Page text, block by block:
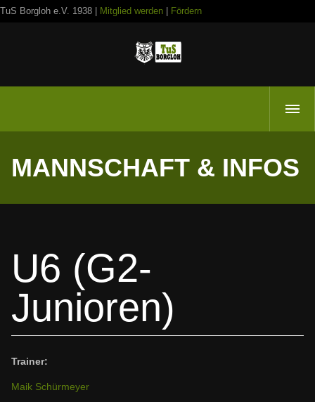
TuS Borgloh e.V. 1938 | Mitglied werden Fördern
MANNSCHAFT & INFOS
U6 (G2-
Junioren)
Trainer:
Maik Schürmeyer